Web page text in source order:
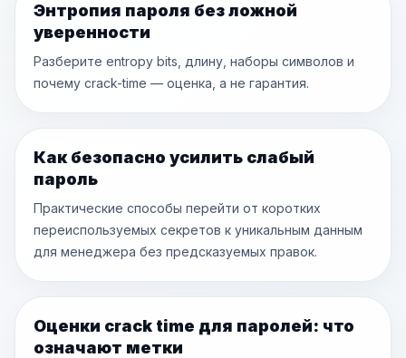
Энтропия пароля без ложной
уверенности
Разберите entropy bits, длину, наборы символов и
почему crack-time — оценка, а не гарантия.
Как безопасно усилить слабый
пароль
Практические способы перейти от коротких
переиспользуемых секретов к уникальным данным
для менеджера без предсказуемых правок.
Оценки crack time для паролей: что
означают метки